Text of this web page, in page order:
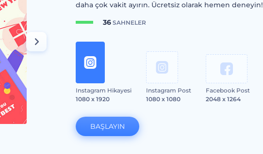
daha çok vakit ayırın. Ücretsiz olarak hemen deneyin!
36SAHNELER
Instagram Hikayesi
1080 x 1920
Instagram Post
1080 x 1080
Facebook Post
2048 x 1264
BAŞLAYIN